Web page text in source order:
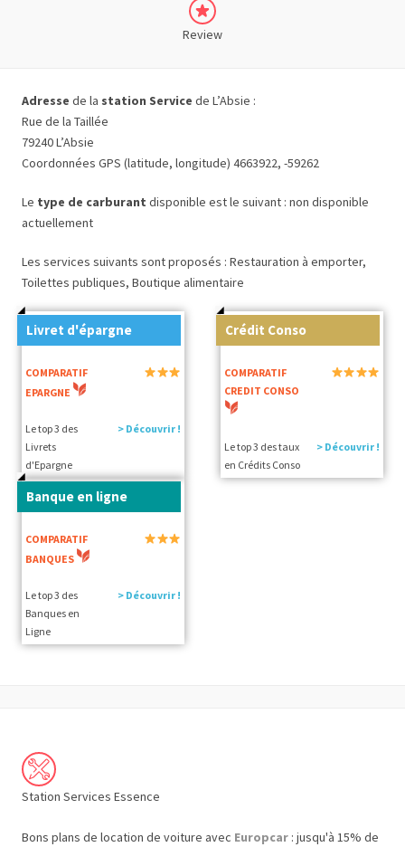
Review
Adresse de la station Service de L’Absie :
Rue de la Taillée
79240 L’Absie
Coordonnées GPS (latitude, longitude) 4663922, -59262
Le type de carburant disponible est le suivant : non disponible
actuellement
Les services suivants sont proposés : Restauration à emporter,
Toilettes publiques, Boutique alimentaire
Livret d'épargne
COMPARATIF
EPARGNE
Le top 3 des
Livrets
d'Epargne
> Découvrir !
Crédit Conso
COMPARATIF
CREDIT CONSO
Le top 3 des taux
en Crédits Conso
> Découvrir !
Banque en ligne
COMPARATIF
BANQUES
Le top 3 des
Banques en
Ligne
> Découvrir !
Station Services Essence
Bons plans de location de voiture avec Europcar : jusqu'à 15% de